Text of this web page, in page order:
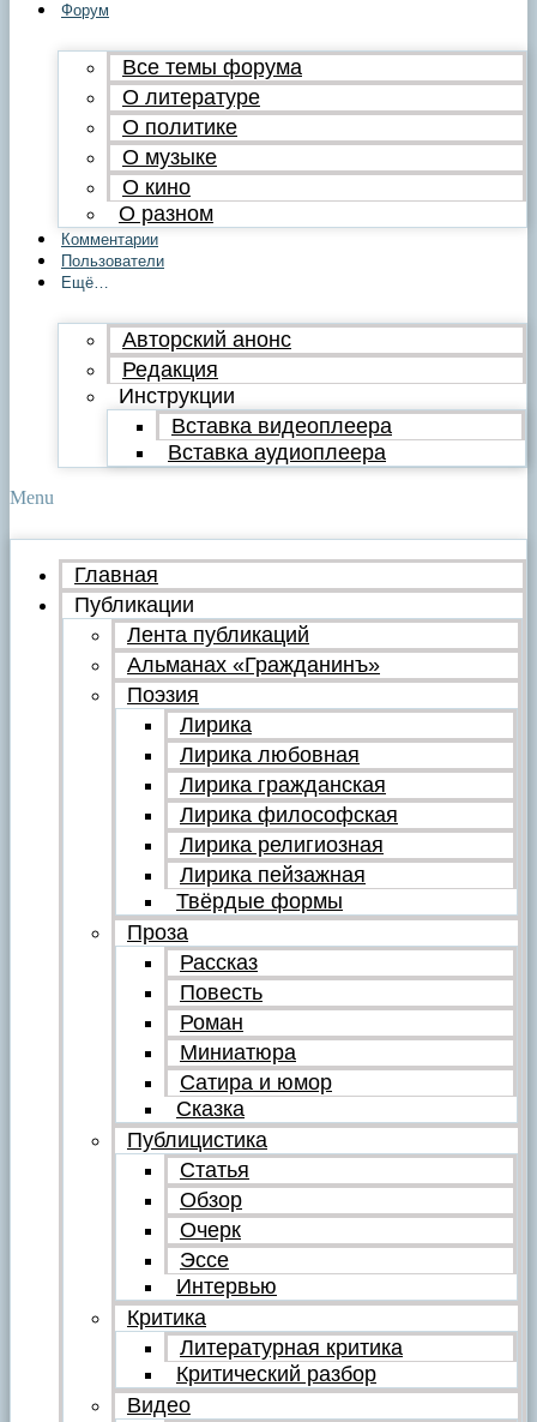
Форум
Все темы форума
О литературе
О политике
О музыке
О кино
О разном
Комментарии
Пользователи
Ещё…
Авторский анонс
Редакция
Инструкции
Вставка видеоплеера
Вставка аудиоплеера
Menu
Главная
Публикации
Лента публикаций
Альманах «Гражданинъ»
Поэзия
Лирика
Лирика любовная
Лирика гражданская
Лирика философская
Лирика религиозная
Лирика пейзажная
Твёрдые формы
Проза
Рассказ
Повесть
Роман
Миниатюра
Сатира и юмор
Сказка
Публицистика
Статья
Обзор
Очерк
Эссе
Интервью
Критика
Литературная критика
Критический разбор
Видео